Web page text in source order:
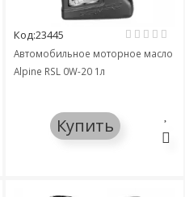
Код:23445
Автомобильное моторное масло
Alpine RSL 0W-20 1л
Купить